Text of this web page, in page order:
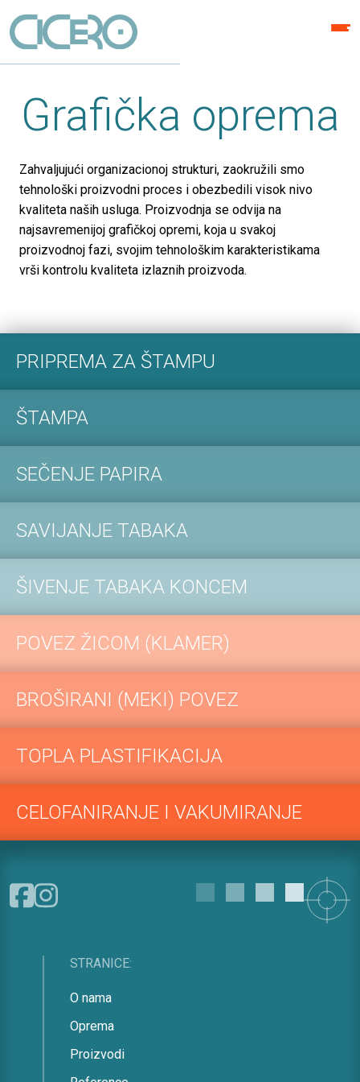
Grafička oprema
Zahvaljujući organizacionoj strukturi, zaokružili smo
tehnološki proizvodni proces i obezbedili visok nivo
kvaliteta naših usluga. Proizvodnja se odvija na
najsavremenijoj grafičkoj opremi, koja u svakoj
proizvodnoj fazi, svojim tehnološkim karakteristikama
vrši kontrolu kvaliteta izlaznih proizvoda.
PRIPREMA ZA ŠTAMPU
ŠTAMPA
SEČENJE PAPIRA
SAVIJANJE TABAKA
ŠIVENJE TABAKA KONCEM
POVEZ ŽICOM (KLAMER)
BROŠIRANI (MEKI) POVEZ
TOPLA PLASTIFIKACIJA
CELOFANIRANJE I VAKUMIRANJE
STRANICE:
O nama
Oprema
Proizvodi